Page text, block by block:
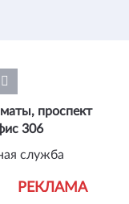
РЕКЛАМА
проспект
306
служба